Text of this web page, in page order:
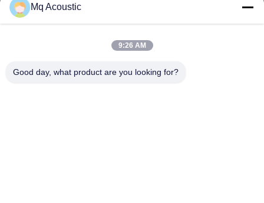
Relações Rápidas
Sobre Nós
Visita À Fábrica
Controle De Qualidade
Mq Acoustic
9:26 AM
Good day, what product are you looking for?